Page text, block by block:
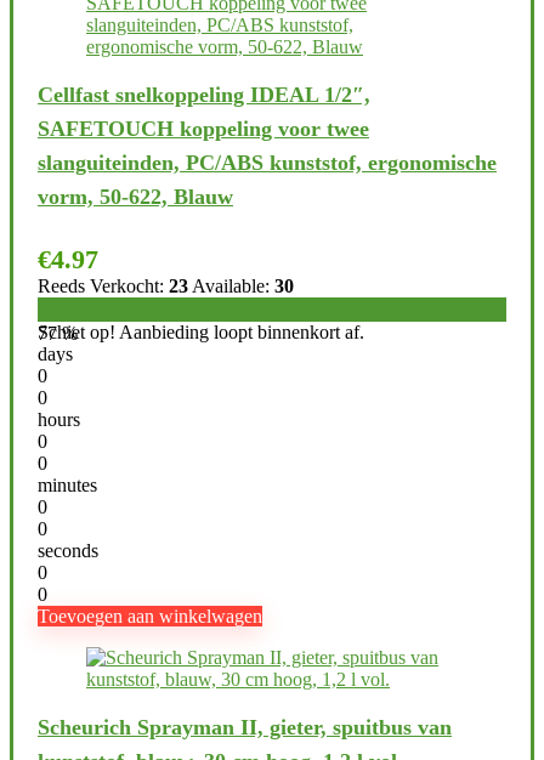
Cellfast snelkoppeling IDEAL 1/2″,
SAFETOUCH koppeling voor twee
slanguiteinden, PC/ABS kunststof, ergonomische
vorm, 50-622, Blauw
€4.97
Reeds Verkocht: 23 Available: 30
77 %
Schiet op! Aanbieding loopt binnenkort af.
days
0
0
hours
0
0
minutes
0
0
seconds
0
0
Toevoegen aan winkelwagen
Scheurich Sprayman II, gieter, spuitbus van